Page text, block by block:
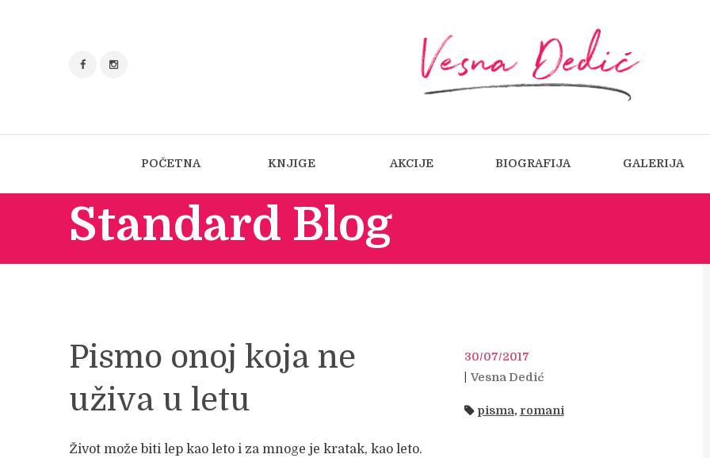
POČETNA KNJIGE AKCIJE BIOGRAFIJA GALERIJA
Standard Blog
Pismo onoj koja ne
uživa u letu
Život može biti lep kao leto i za mnoge je kratak, kao leto.
30/07/2017
Vesna Dedić
pisma, romani